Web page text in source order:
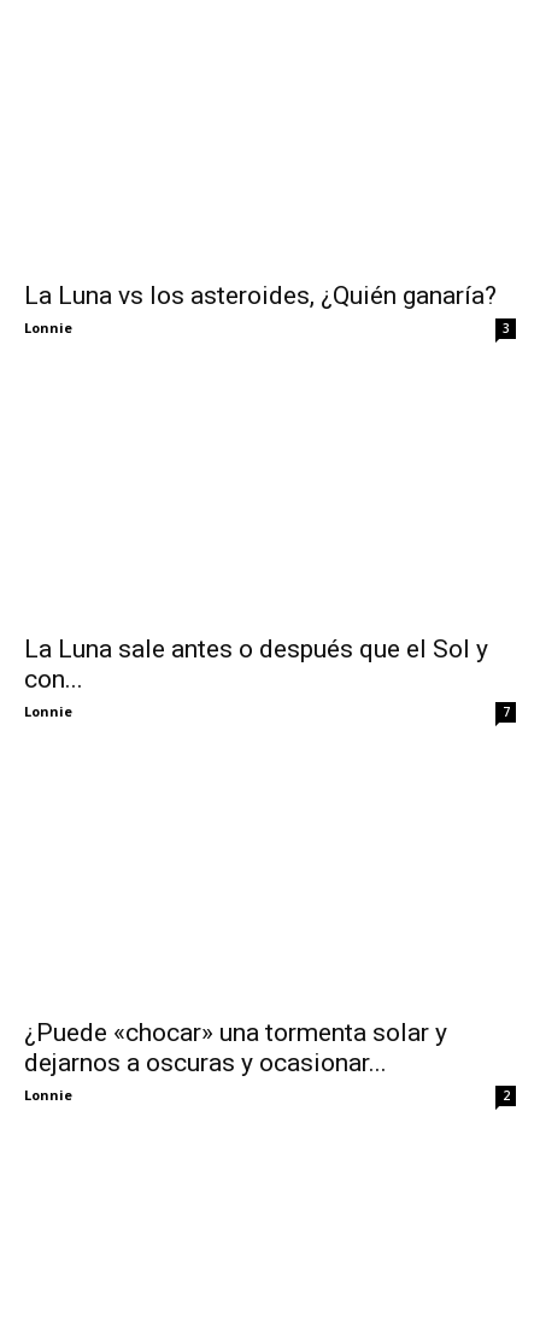
La Luna vs los asteroides, ¿Quién ganaría?
Lonnie 3
La Luna sale antes o después que el Sol y
con...
Lonnie 7
¿Puede «chocar» una tormenta solar y
dejarnos a oscuras y ocasionar...
Lonnie 2